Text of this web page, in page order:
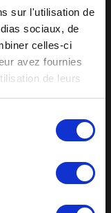
sur l'utilisation de
sociaux, de
celles-ci
avez fournies
de leurs
par email
depuis les
mails
une meilleure